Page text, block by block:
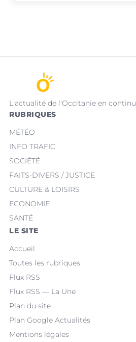
L'actualité de l'Occitanie en continu
RUBRIQUES
MÉTÉO
INFO TRAFIC
SOCIÉTÉ
FAITS-DIVERS / JUSTICE
CULTURE & LOISIRS
ECONOMIE
SANTÉ
LE SITE
Accueil
Toutes les rubriques
Flux RSS
Flux RSS — La Une
Plan du site
Plan Google Actualités
Mentions légales